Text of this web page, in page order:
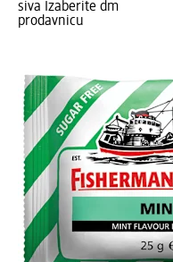
siva Izaberite dm
prodavnicu